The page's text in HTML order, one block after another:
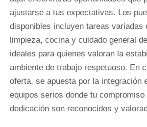
ajustarse a tus expectativas. Los
disponibles incluyen tareas variadas
limpieza, cocina y cuidado general
ideales para quienes valoran la
ambiente de trabajo respetuoso. En
oferta, se apuesta por la integración
equipos serios donde tu compromiso
dedicación son reconocidos y